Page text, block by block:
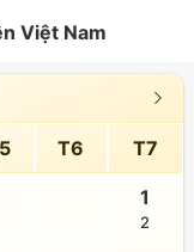
Việt Nam
T6 T7
1
2